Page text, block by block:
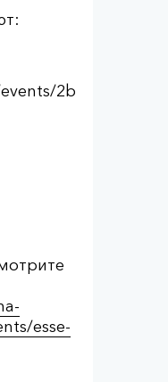
2b44bad0-
esse-